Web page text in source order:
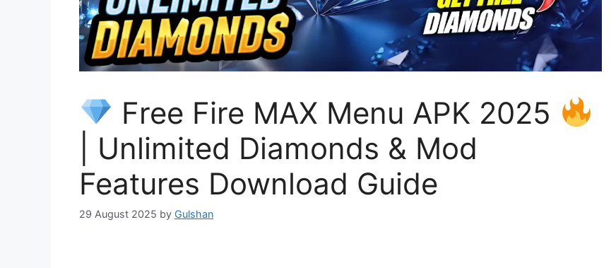
Free Fire MAX Menu APK 2025
| Unlimited Diamonds & Mod
Features Download Guide
29 August 2025 by Gulshan